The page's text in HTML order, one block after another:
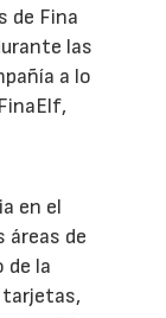
de Fina
las
a lo
en el
áreas de
de la
tarjetas,